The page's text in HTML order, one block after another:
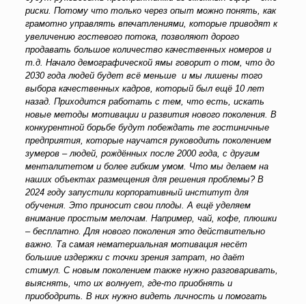
риски. Потому что только через опыт можно понять, как
грамотно управлять впечатлениями, которые приводят к
увеличению гостевого потока, позволяют дорого
продавать большое количество качественных номеров и
т.д. Начало демографической ямы говорит о том, что до
2030 года людей будет всё меньше и мы лишены того
выбора качественных кадров, который был ещё 10 лет
назад. Приходится работать с тем, что есть, искать
новые методы мотивации и развития нового поколения. В
конкурентной борьбе будут побеждать те гостиничные
предприятия, которые научатся руководить поколением
зумеров – людей, рождённых после 2000 года, с другим
менталитетом и более гибким умом. Что мы делаем на
наших объектах размещения для решения проблемы? В
2024 году запустили корпоративный институт для
обучения. Это приносит свои плоды. А ещё уделяем
внимание простым мелочам. Например, чай, кофе, плюшки
– бесплатно. Для нового поколения это действительно
важно. Та самая нематериальная мотивация несёт
большие издержки с точки зрения затрат, но даёт
стимул. С новым поколением также нужно разговаривать,
выяснять, что их волнует, где-то приобнять и
приободрить. В них нужно видеть личность и помогать